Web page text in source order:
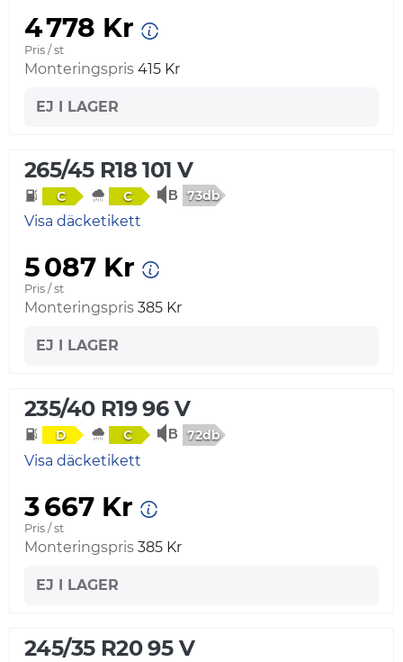
4 778 Kr
Pris / st
Monteringspris 415 Kr
EJ I LAGER
265/45 R18 101 V
C C 73db
Visa däcketikett
5 087 Kr
Pris / st
Monteringspris 385 Kr
EJ I LAGER
235/40 R19 96 V
D C 72db
Visa däcketikett
3 667 Kr
Pris / st
Monteringspris 385 Kr
EJ I LAGER
245/35 R20 95 V